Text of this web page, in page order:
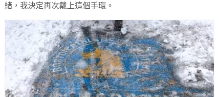
緒，我決定再次戴上這個手環。